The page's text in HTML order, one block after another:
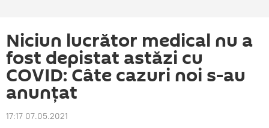
Niciun lucrător medical nu a
fost depistat astăzi cu
COVID: Câte cazuri noi s-au
anunțat
17:17 07.05.2021